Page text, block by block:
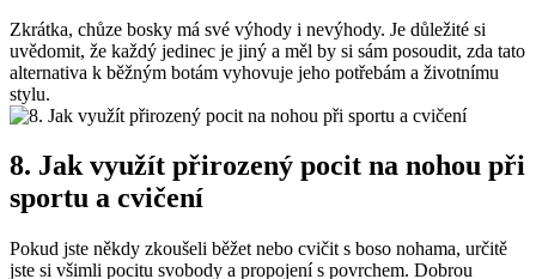
Zkrátka, ​chůze bosky má své‌ výhody ⁤i ​nevýhody. Je důležité si
uvědomit, že každý jedinec je jiný a měl by si sám posoudit, zda tato
alternativa k⁣ běžným botám vyhovuje jeho potřebám a životnímu ​
stylu.
8. ‌Jak využít​ přirozený pocit​ na nohou při​
sportu ⁣a cvičení
Pokud ⁤jste někdy zkoušeli běžet nebo cvičit ​s boso nohama, určitě
jste si všimli pocitu svobody a propojení s povrchem. Dobrou